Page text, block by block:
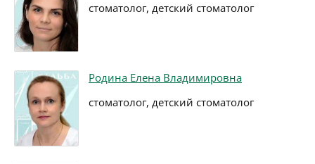
стоматолог, детский стоматолог
Родина Елена Владимировна
стоматолог, детский стоматолог